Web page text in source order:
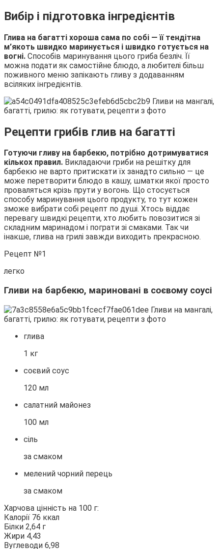
Вибір і підготовка інгредієнтів
Глива на багатті хороша сама по собі — її тендітна
м’якоть швидко маринується і швидко готується на
вогні. Способів маринування цього гриба безліч. Її
можна подати як самостійне блюдо, а любителі більш
поживного меню запікають гливу з додаванням
всіляких інгредієнтів.
Рецепти грибів глив на багатті
Готуючи гливу на барбекю, потрібно дотримуватися
кількох правил. Викладаючи гриби на решітку для
барбекю не варто притискати їх занадто сильно — це
може перетворити блюдо в кашу, шматки якої просто
проваляться крізь прути у вогонь. Що стосується
способу маринування цього продукту, то тут кожен
зможе вибрати собі рецепт по душі. Хтось віддає
перевагу швидкі рецепти, хто любить повозитися зі
складним маринадом і пограти зі смаками. Так чи
інакше, глива на грилі завжди виходить прекрасною.
Рецепт №1
легко
Гливи на барбекю, мариновані в соєвому соусі
глива
1 кг
соєвий соус
120 мл
салатний майонез
100 мл
сіль
за смаком
мелений чорний перець
за смаком
Харчова цінність на 100 г:
Калорії 76 ккал
Білки 2,64 г
Жири 4,43
Вуглеводи 6,98